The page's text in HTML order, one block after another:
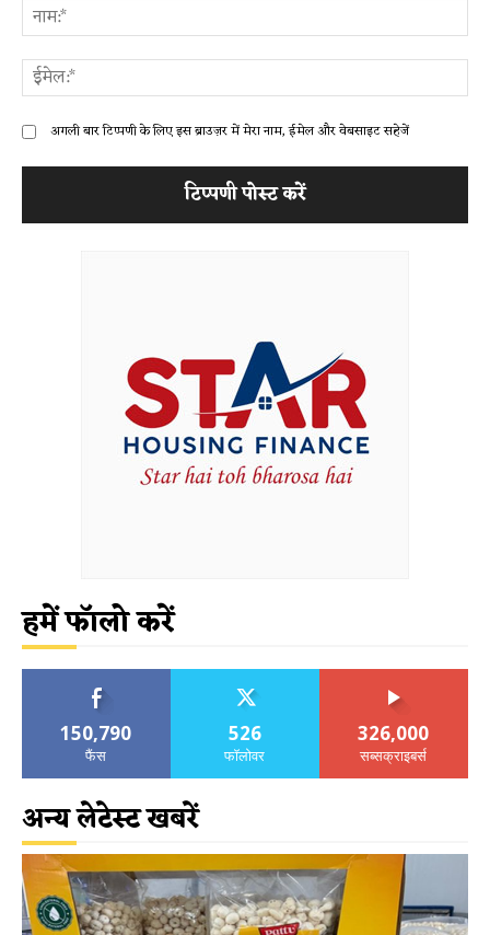
अगली बार टिप्पणी के लिए इस ब्राउज़र में मेरा नाम, ईमेल और वेबसाइट सहेजें
हमें फॉलो करें
150,790
फैंस
526
फॉलोवर
326,000
सब्सक्राइबर्स
अन्य लेटेस्ट खबरें